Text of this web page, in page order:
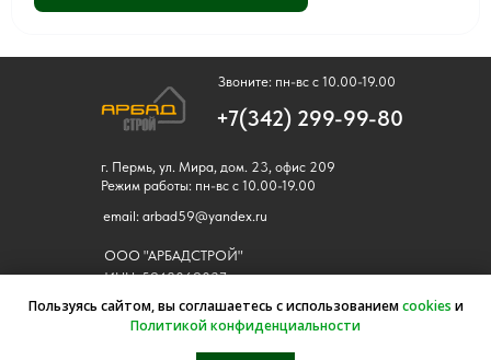
ООО "АРБАДСТРОЙ"
ИНН: 5948069027
ОГРН:1235900010576
Звоните: пн-вс с 10.00-19.00
+7(342) 299-99-80
г. Пермь, ул. Мира, дом. 23, офис 209
Режим работы: пн-вс с 10.00-19.00
email: arbad59@yandex.ru
Политика конфиденциальности
Пользуясь сайтом, вы соглашаетесь с использованиемcookies и
Политикой конфиденциальности